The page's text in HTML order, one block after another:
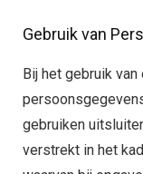
Gebruik van
Bij het gebruik
gebruiken
verstrekt in het